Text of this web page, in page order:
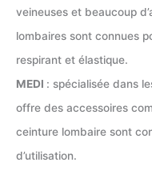
veineuses et beaucoup
lombaires sont connues
respirant et élastique.
MEDI : spécialisée dans
offre des accessoires
ceinture lombaire sont
d’utilisation.